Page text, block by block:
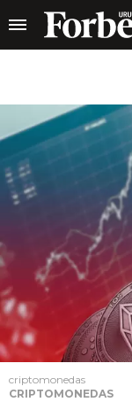
criptomonedas
CRIPTOMONEDAS